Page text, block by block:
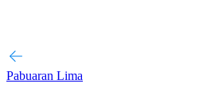
Pabuaran Lima